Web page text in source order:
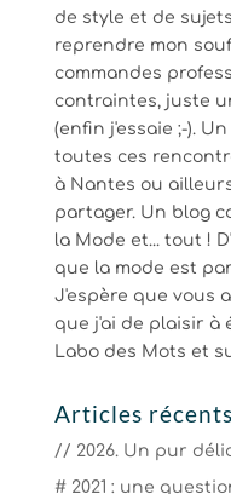
de style et de
reprendre mon
commandes
contraintes, juste
(enfin j'essaie ;-).
toutes ces
à Nantes ou
partager. Un blog
la Mode et... tout !
que la mode est
J'espère que vous
que j'ai de plaisir à
Labo des Mots et
Articles récents
// 2026. Un pur
# 2021 : une